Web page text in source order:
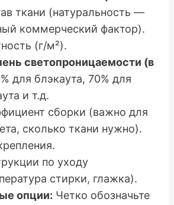
ткани (натуральность —
коммерческий фактор).
(г/м²).
светопроницаемости (в
для блэкаута, 70% для
и т.д.
сборки (важно для
сколько ткани нужно).
по уходу
стирки, глажка).
опции: Четко обозначьте